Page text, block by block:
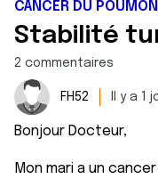
CANCER DU
2 commentaires
FH52 Il y a 1
Bonjour Docteur,
Mon mari a un